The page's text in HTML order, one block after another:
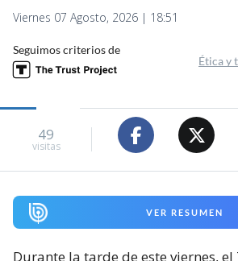
Viernes 07 Agosto, 2026 | 18:51
Seguimos criterios de
Ética y
49
visitas
VER RESUMEN
Durante la tarde de este viernes,